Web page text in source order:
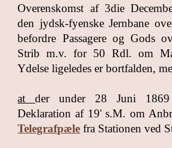
Overenskomst af 3die
den jydsk-fyenske Jernbane
befordre Passagere og Gods
Strib m.v. for 50 Rdl. om
Ydelse ligeledes er bortfalden,
atder under 28 Juni
Deklaration af 19' s.M. om
Telegrafpæle fra Stationen ved